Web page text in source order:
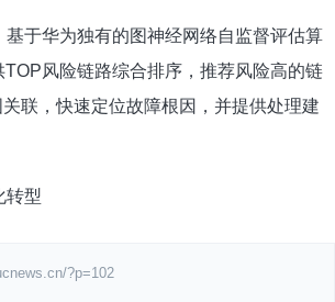
于华为独有的图神经网络自监督评估算
风险链路综合排序，推荐风险高的链
联，快速定位故障根因，并提供处理建
转型
?p=102